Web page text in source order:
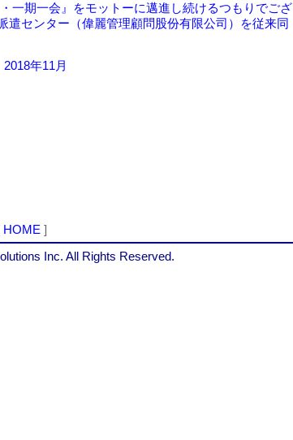
一期一会』をモットーに邁進し続けるつもりでござ
遣センター（偉麗管理顧問股份有限公司）を従来同
月
HOME ]
Inc. All Rights Reserved.